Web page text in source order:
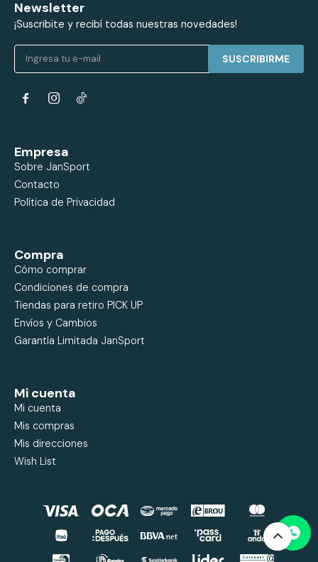
Newsletter
¡Suscribite y recibí todas nuestras novedades!
SUSCRIBIRME
 
Empresa
Sobre JanSport
Contacto
Política de Privacidad
Compra
Cómo comprar
Condiciones de compra
Tiendas para retiro PICK UP
Envíos y Cambios
Garantía Limitada JanSport
Mi cuenta
Mi cuenta
Mis compras
Mis direcciones
Wish List